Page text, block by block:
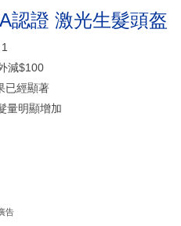
認證 激光生髮頭盔
減$100
已經顯著
量明顯增加
告